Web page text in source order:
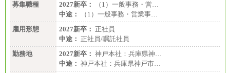
募集職種
2027新卒：
（1）一般事務・営…
中途：
（1）一般事務・営業事…
雇用形態
2027新卒： 正社員
中途： 正社員/嘱託社員
勤務地
2027新卒： 神戸本社：兵庫県神…
中途： 神戸本社：兵庫県神戸市…